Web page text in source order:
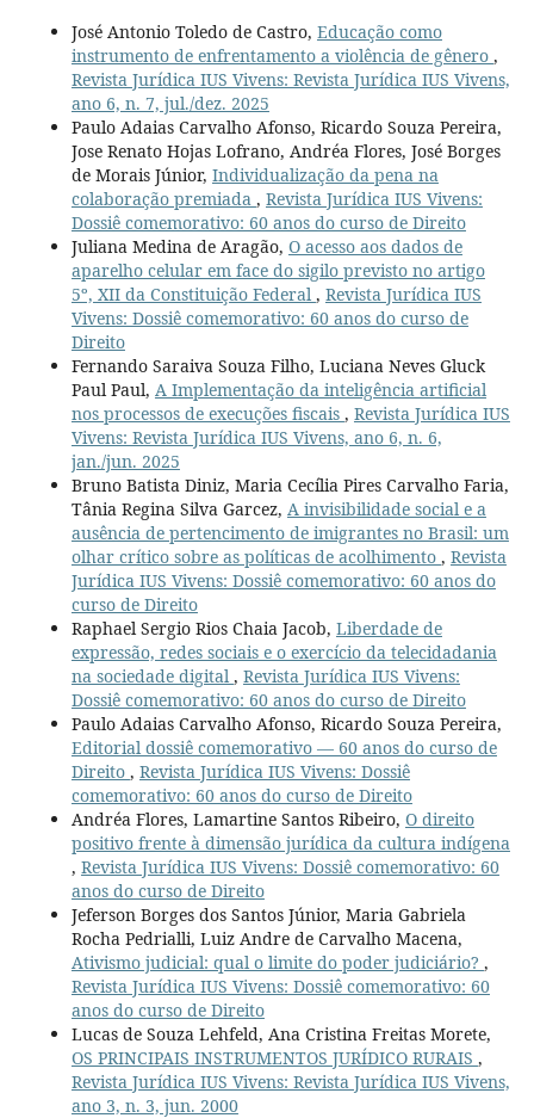
José Antonio Toledo de Castro, Educação como
instrumento de enfrentamento a violência de gênero ,
Revista Jurídica IUS Vivens: Revista Jurídica IUS Vivens,
ano 6, n. 7, jul./dez. 2025
Paulo Adaias Carvalho Afonso, Ricardo Souza Pereira,
Jose Renato Hojas Lofrano, Andréa Flores, José Borges
de Morais Júnior, Individualização da pena na
colaboração premiada , Revista Jurídica IUS Vivens:
Dossiê comemorativo: 60 anos do curso de Direito
Juliana Medina de Aragão, O acesso aos dados de
aparelho celular em face do sigilo previsto no artigo
5º, XII da Constituição Federal , Revista Jurídica IUS
Vivens: Dossiê comemorativo: 60 anos do curso de
Direito
Fernando Saraiva Souza Filho, Luciana Neves Gluck
Paul Paul, A Implementação da inteligência artificial
nos processos de execuções fiscais , Revista Jurídica IUS
Vivens: Revista Jurídica IUS Vivens, ano 6, n. 6,
jan./jun. 2025
Bruno Batista Diniz, Maria Cecília Pires Carvalho Faria,
Tânia Regina Silva Garcez, A invisibilidade social e a
ausência de pertencimento de imigrantes no Brasil: um
olhar crítico sobre as políticas de acolhimento , Revista
Jurídica IUS Vivens: Dossiê comemorativo: 60 anos do
curso de Direito
Raphael Sergio Rios Chaia Jacob, Liberdade de
expressão, redes sociais e o exercício da telecidadania
na sociedade digital , Revista Jurídica IUS Vivens:
Dossiê comemorativo: 60 anos do curso de Direito
Paulo Adaias Carvalho Afonso, Ricardo Souza Pereira,
Editorial dossiê comemorativo — 60 anos do curso de
Direito , Revista Jurídica IUS Vivens: Dossiê
comemorativo: 60 anos do curso de Direito
Andréa Flores, Lamartine Santos Ribeiro, O direito
positivo frente à dimensão jurídica da cultura indígena
, Revista Jurídica IUS Vivens: Dossiê comemorativo: 60
anos do curso de Direito
Jeferson Borges dos Santos Júnior, Maria Gabriela
Rocha Pedrialli, Luiz Andre de Carvalho Macena,
Ativismo judicial: qual o limite do poder judiciário? ,
Revista Jurídica IUS Vivens: Dossiê comemorativo: 60
anos do curso de Direito
Lucas de Souza Lehfeld, Ana Cristina Freitas Morete,
OS PRINCIPAIS INSTRUMENTOS JURÍDICO RURAIS ,
Revista Jurídica IUS Vivens: Revista Jurídica IUS Vivens,
ano 3, n. 3, jun. 2000